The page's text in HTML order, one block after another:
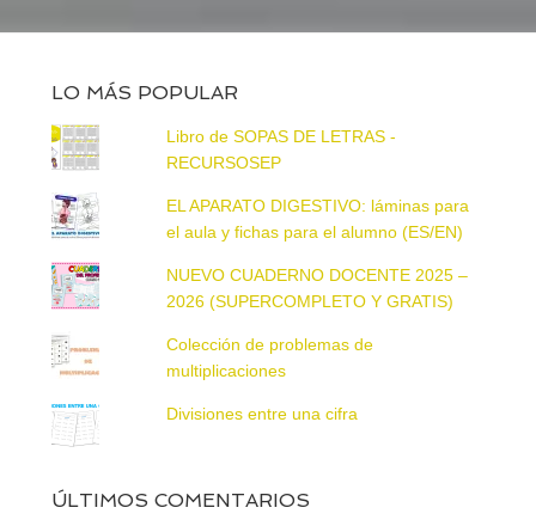
LO MÁS POPULAR
Libro de SOPAS DE LETRAS -
RECURSOSEP
EL APARATO DIGESTIVO: láminas para
el aula y fichas para el alumno (ES/EN)
NUEVO CUADERNO DOCENTE 2025 –
2026 (SUPERCOMPLETO Y GRATIS)
Colección de problemas de
multiplicaciones
Divisiones entre una cifra
ÚLTIMOS COMENTARIOS